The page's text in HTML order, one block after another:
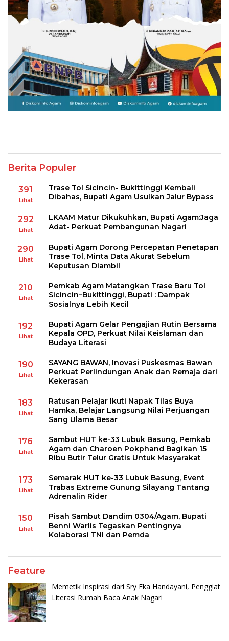
Berita Populer
391
Lihat
Trase Tol Sicincin- Bukittinggi Kembali
Dibahas, Bupati Agam Usulkan Jalur Bypass
292
Lihat
LKAAM Matur Dikukuhkan, Bupati Agam:Jaga
Adat- Perkuat Pembangunan Nagari
290
Lihat
Bupati Agam Dorong Percepatan Penetapan
Trase Tol, Minta Data Akurat Sebelum
Keputusan Diambil
210
Lihat
Pemkab Agam Matangkan Trase Baru Tol
Sicincin–Bukittinggi, Bupati : Dampak
Sosialnya Lebih Kecil
192
Lihat
Bupati Agam Gelar Pengajian Rutin Bersama
Kepala OPD, Perkuat Nilai Keislaman dan
Budaya Literasi
190
Lihat
SAYANG BAWAN, Inovasi Puskesmas Bawan
Perkuat Perlindungan Anak dan Remaja dari
Kekerasan
183
Lihat
Ratusan Pelajar Ikuti Napak Tilas Buya
Hamka, Belajar Langsung Nilai Perjuangan
Sang Ulama Besar
176
Lihat
Sambut HUT ke-33 Lubuk Basung, Pemkab
Agam dan Charoen Pokphand Bagikan 15
Ribu Butir Telur Gratis Untuk Masyarakat
173
Lihat
Semarak HUT ke-33 Lubuk Basung, Event
Trabas Extreme Gunung Silayang Tantang
Adrenalin Rider
150
Lihat
Pisah Sambut Dandim 0304/Agam, Bupati
Benni Warlis Tegaskan Pentingnya
Kolaborasi TNI dan Pemda
Feature
Memetik Inspirasi dari Sry Eka Handayani, Penggiat
Literasi Rumah Baca Anak Nagari